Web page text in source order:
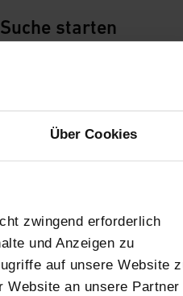
Über Cookies
zwingend erforderlich
und Anzeigen zu
auf unsere Website
Website an unsere Partner
Suche starten